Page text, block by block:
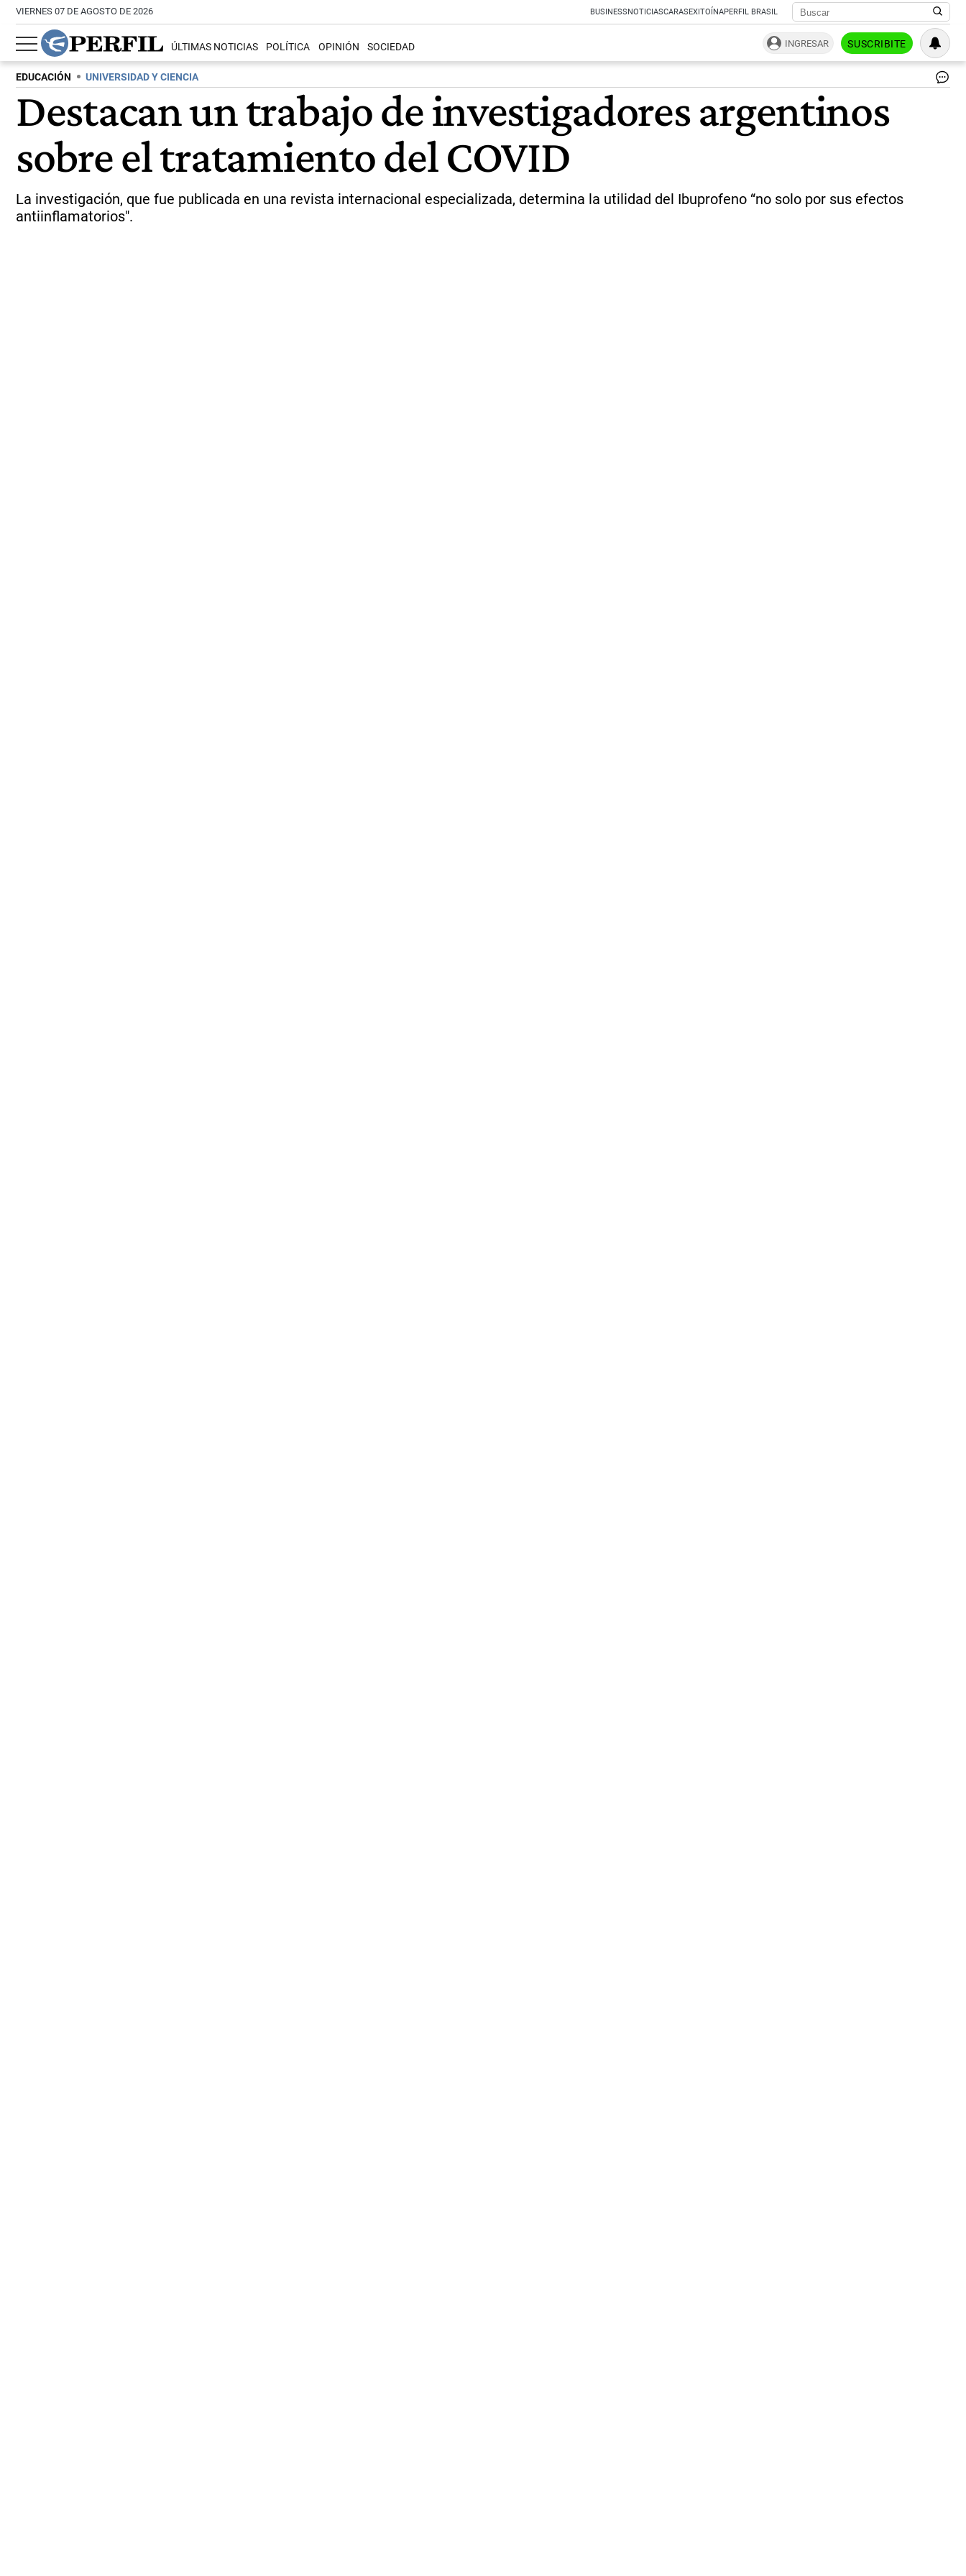
VIERNES 07 DE AGOSTO DE 2026 BUSINESSNOTICIASCARASEXITOÍNAPERFIL BRASIL
ÚLTIMAS NOTICIAS POLÍTICA OPINIÓN SOCIEDAD INGRESAR SUSCRIBITE
EDUCACIÓN UNIVERSIDAD Y CIENCIA
Destacan un trabajo de investigadores argentinos
sobre el tratamiento del COVID
La investigación, que fue publicada en una revista internacional especializada, determina la utilidad del Ibuprofeno “no solo por sus efectos
antiinflamatorios".